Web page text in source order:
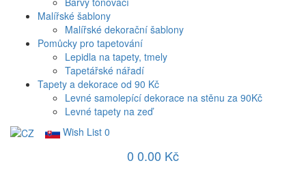
Malířské šablony
Malířské dekorační šablony
Pomůcky pro tapetování
Lepidla na tapety, tmely
Tapetářské nářadí
Tapety a dekorace od 90 Kč
Levné samolepící dekorace na stěnu za 90Kč
Levné tapety na zeď
Wish List 0
0 0.00 Kč